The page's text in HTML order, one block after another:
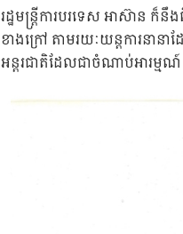
រដ្ឋមន្រ្តីការបរទេស អាស៊ាន ក៏
ខាងក្រៅ តាមរយៈយន្តការនាន
អន្តរជាតិដែលជាចំណាប់អារម្ម